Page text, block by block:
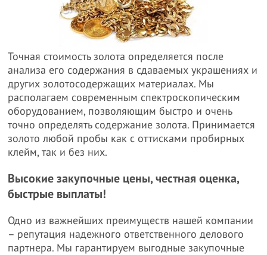
Точная стоимость золота определяется после
анализа его содержания в сдаваемых украшениях и
других золотосодержащих материалах. Мы
располагаем современным спектроскопическим
оборудованием, позволяющим быстро и очень
точно определять содержание золота. Принимается
золото любой пробы как с оттисками пробирных
клейм, так и без них.
Высокие закупочные цены, честная оценка,
быстрые выплаты!
Одно из важнейших преимуществ нашей компании
– репутация надежного ответственного делового
партнера. Мы гарантируем выгодные закупочные